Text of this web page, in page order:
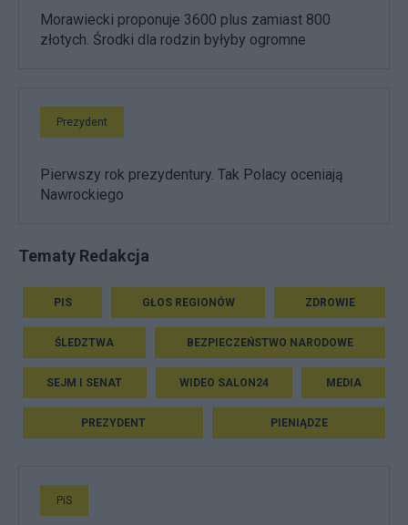
Morawiecki proponuje 3600 plus zamiast 800
złotych. Środki dla rodzin byłyby ogromne
Prezydent
Pierwszy rok prezydentury. Tak Polacy oceniają
Nawrockiego
Tematy Redakcja
PIS GŁOS REGIONÓW ZDROWIE
ŚLEDZTWA BEZPIECZEŃSTWO NARODOWE
SEJM I SENAT WIDEO SALON24 MEDIA
PREZYDENT PIENIĄDZE
PiS